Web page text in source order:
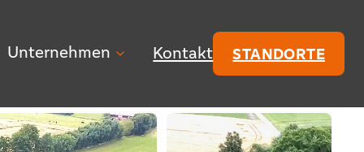
Unternehmen Kontakt STANDORTE